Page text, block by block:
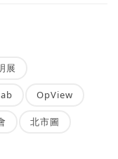
展
OpView
北市圖